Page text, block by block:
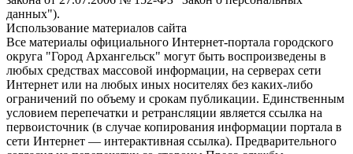
данных").
Использование материалов сайта
Все материалы официального Интернет-портала городского
округа "Город Архангельск" могут быть воспроизведены в
любых средствах массовой информации, на серверах сети
Интернет или на любых иных носителях без каких-либо
ограничений по объему и срокам публикации. Единственным
условием перепечатки и ретрансляции является ссылка на
первоисточник (в случае копирования информации портала в
сети Интернет — интерактивная ссылка). Предварительного